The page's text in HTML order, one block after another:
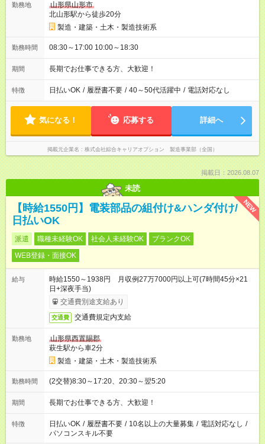
勤務地
山形県山形市
北山形駅から徒歩20分
製造・建築・土木・製造技術系
勤務時間 08:30～17:00 10:00～18:30
期間 長期でお仕事できる方、大歓迎！
特徴 日払いOK / 履歴書不要 / 40～50代活躍中 / 電話対応なし
気になる！ 応募する 詳細へ
掲載元企業名 株式会社綜合キャリアオプション 製造事業部（全国）
掲載日：2026.08.07
未読
NEW
【時給1550円】電装部品の組付け&ハンダ付け/
日払いOK
派遣 職種未経験OK 社会人未経験OK
ブランクOK
WEB登録・面接OK
給与
時給1550～1938円 月収例27万7000円以上可(7時間45分×21
日+深夜手当)
交通費別途支給あり
交通費 交通費規定内支給
勤務地
山形県西置賜郡
萩生駅から車2分
製造・建築・土木・製造技術系
勤務時間 (2交替)8:30～17:20、20:30～翌5:20
期間 長期でお仕事できる方、大歓迎！
特徴 日払いOK / 履歴書不要 / 10名以上の大量募集 / 電話対応なし /
パソコンスキル不要